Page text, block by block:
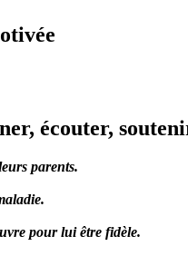
écouter,
parents.
pour lui être fidèle.